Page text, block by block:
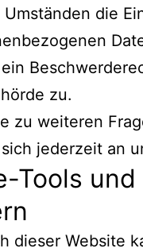
die
zu.
zu weiteren
jederzeit an
Tools
dieser Website